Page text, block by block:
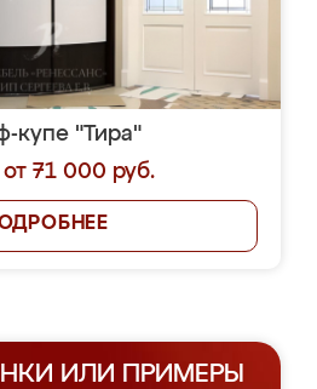
купе "Тира"
71 000 руб.
ИЛИ ПРИМЕРЫ